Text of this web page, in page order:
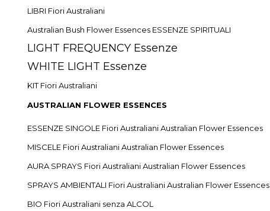
LIBRI Fiori Australiani
Australian Bush Flower Essences ESSENZE SPIRITUALI
LIGHT FREQUENCY Essenze
WHITE LIGHT Essenze
KIT Fiori Australiani
AUSTRALIAN FLOWER ESSENCES
ESSENZE SINGOLE Fiori Australiani Australian Flower Essences
MISCELE Fiori Australiani Australian Flower Essences
AURA SPRAYS Fiori Australiani Australian Flower Essences
SPRAYS AMBIENTALI Fiori Australiani Australian Flower Essences
BIO Fiori Australiani senza ALCOL